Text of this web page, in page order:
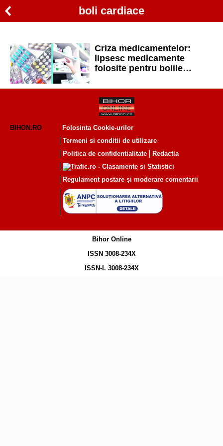
boli cardiace
Criza medicamentelor:
lipsesc medicamente
folosite pentru bolile
antibiotice
BIHON.RO
Folosinta Cookie-urilor
Termeni si conditii de utilizare
Politica de confidentialitate
Redactia
Regulament postare și moderare comentarii
Bihor Online
ISSN 3008-234X
ISSN-L 3008-234X